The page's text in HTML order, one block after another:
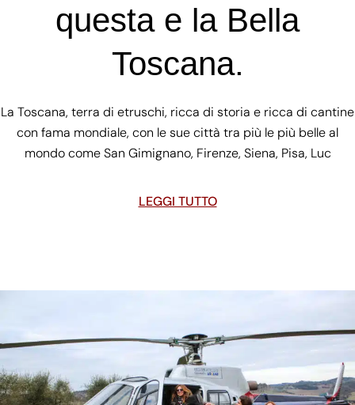
questa e la Bella
Toscana.
La Toscana, terra di etruschi, ricca di storia e ricca di cantine
con fama mondiale, con le sue città tra più le più belle al
mondo come San Gimignano, Firenze, Siena, Pisa, Luc
LEGGI TUTTO